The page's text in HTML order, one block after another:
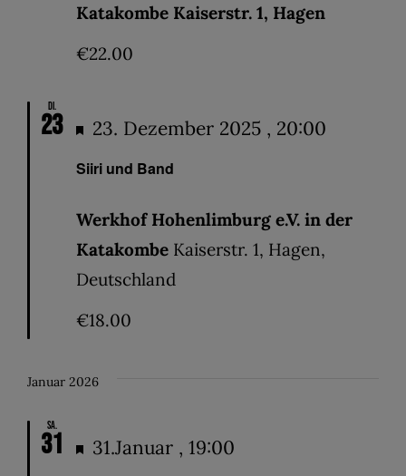
Katakombe Kaiserstr. 1, Hagen
€22.00
Di.
23
Siiri und Band
Hervorgehoben
23. Dezember 2025 , 20:00
Werkhof Hohenlimburg e.V. in der
Katakombe Kaiserstr. 1, Hagen,
Deutschland
€18.00
Januar 2026
Sa.
31 Hervorgehoben
31.Januar , 19:00